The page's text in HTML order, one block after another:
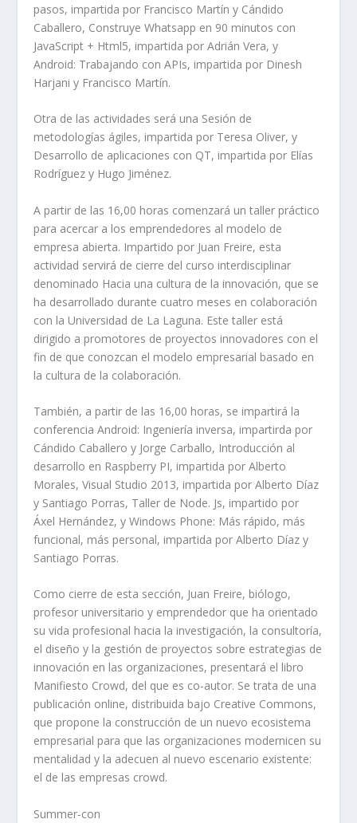
pasos, impartida por Francisco Martín y Cándido
Caballero, Construye Whatsapp en 90 minutos con
JavaScript + Html5, impartida por Adrián Vera, y
Android: Trabajando con APIs, impartida por Dinesh
Harjani y Francisco Martín.
Otra de las actividades será una Sesión de
metodologías ágiles, impartida por Teresa Oliver, y
Desarrollo de aplicaciones con QT, impartida por Elías
Rodríguez y Hugo Jiménez.
A partir de las 16,00 horas comenzará un taller práctico
para acercar a los emprendedores al modelo de
empresa abierta. Impartido por Juan Freire, esta
actividad servirá de cierre del curso interdisciplinar
denominado Hacia una cultura de la innovación, que se
ha desarrollado durante cuatro meses en colaboración
con la Universidad de La Laguna. Este taller está
dirigido a promotores de proyectos innovadores con el
fin de que conozcan el modelo empresarial basado en
la cultura de la colaboración.
También, a partir de las 16,00 horas, se impartirá la
conferencia Android: Ingeniería inversa, impartirda por
Cándido Caballero y Jorge Carballo, Introducción al
desarrollo en Raspberry PI, impartida por Alberto
Morales, Visual Studio 2013, impartida por Alberto Díaz
y Santiago Porras, Taller de Node. Js, impartido por
Áxel Hernández, y Windows Phone: Más rápido, más
funcional, más personal, impartida por Alberto Díaz y
Santiago Porras.
Como cierre de esta sección, Juan Freire, biólogo,
profesor universitario y emprendedor que ha orientado
su vida profesional hacia la investigación, la consultoría,
el diseño y la gestión de proyectos sobre estrategias de
innovación en las organizaciones, presentará el libro
Manifiesto Crowd, del que es co-autor. Se trata de una
publicación online, distribuida bajo Creative Commons,
que propone la construcción de un nuevo ecosistema
empresarial para que las organizaciones modernicen su
mentalidad y la adecuen al nuevo escenario existente:
el de las empresas crowd.
Summer-con